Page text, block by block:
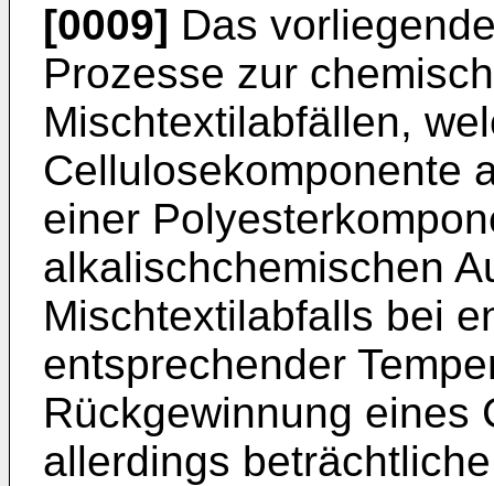
[0009] Das
Prozesse zur
Mischtextilabfällen,
Cellulosekomponente
einer
alkalischchemischen
Mischtextilabfalls bei
entsprechender
Rückgewinnung eines
allerdings